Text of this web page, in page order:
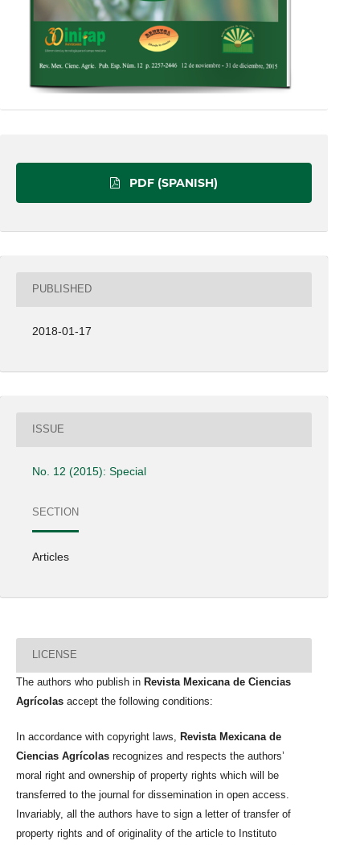
PDF (SPANISH)
PUBLISHED
2018-01-17
ISSUE
No. 12 (2015): Special
SECTION
Articles
LICENSE
The authors who publish in Revista Mexicana de Ciencias
Agrícolas accept the following conditions:
In accordance with copyright laws,
Revista Mexicana de
Ciencias Agrícolas recognizes and respects the authors’
moral right and ownership of property rights which will be
transferred to the journal for dissemination in open access.
Invariably, all the authors have to sign a letter of transfer of
property rights and of originality of the article to Instituto